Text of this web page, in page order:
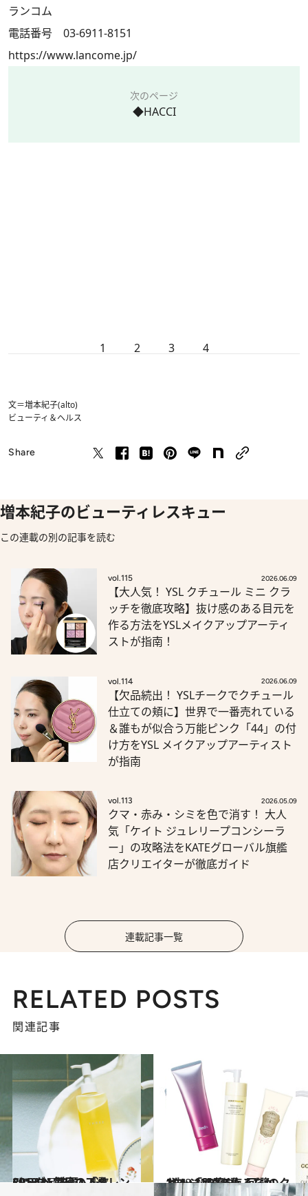
ランコム
電話番号 03-6911-8151
https://www.lancome.jp/
次のページ
◆HACCI
1 2 3 4
文＝増本紀子(alto)
ビューティ＆ヘルス
Share
増本紀子のビューティレスキュー
この連載の別の記事を読む
vol.115 2026.06.09
【大人気！ YSL クチュール ミニ クラ
ッチを徹底攻略】抜け感のある目元を
作る方法をYSLメイクアップアーティ
ストが指南！
vol.114 2026.06.09
【欠品続出！ YSLチークでクチュール
仕立ての頬に】世界で一番売れている
＆誰もが似合う万能ピンク「44」の付
け方をYSL メイクアップアーティスト
が指南
vol.113 2026.05.09
クマ・赤み・シミを色で消す！ 大人
気「ケイト ジュレリープコンシーラ
ー」の攻略法をKATEグローバル旗艦
店クリエイターが徹底ガイド
連載記事一覧
RELATED POSTS
関連記事
2018.11.18
CREAベストコスメ2018(2) 毎日の「クレンジング・洗顔」5選
ビューティ＆ヘルス 2018.11.3
“洗いもの”を侮るなかれ！ 「肌落ち」回避のクレンジング3選
ビューティ＆ヘルス